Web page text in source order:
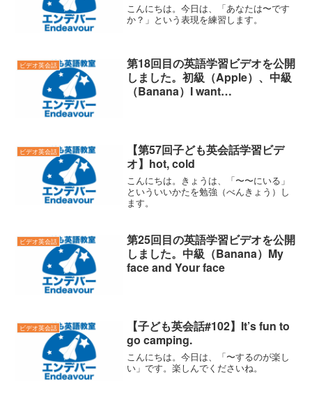
こんにちは。今日は、「あなたは〜です
か？」という表現を練習します。
ビデオ英会話
第18回目の英語学習ビデオを公開
しました。初級（Apple）、中級
（Banana）I want…
ビデオ英会話
【第57回子ども英会話学習ビデ
オ】hot, cold
こんにちは。きょうは、「〜〜にいる」
といういいかたを勉強（べんきょう）し
ます。
ビデオ英会話
第25回目の英語学習ビデオを公開
しました。中級（Banana）My
face and Your face
ビデオ英会話
【子ども英会話#102】It’s fun to
go camping.
こんにちは。今日は、「〜するのが楽し
い」です。楽しんでくださいね。